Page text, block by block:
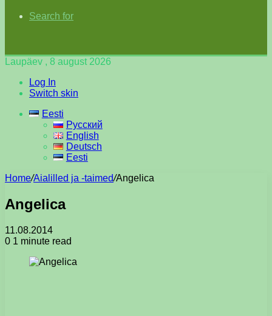
Search for
Laupäev , 8 august 2026
Log In
Switch skin
Eesti
Русский
English
Deutsch
Eesti
Home/Aialilled ja -taimed/Angelica
Angelica
11.08.2014
0 1 minute read